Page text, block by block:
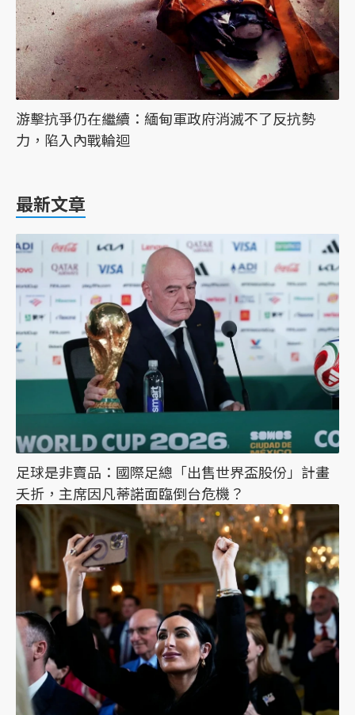
游擊抗爭仍在繼續：緬甸軍政府消滅不了反抗勢
力，陷入內戰輪迴
最新文章
足球是非賣品：國際足總「出售世界盃股份」計畫
夭折，主席因凡蒂諾面臨倒台危機？